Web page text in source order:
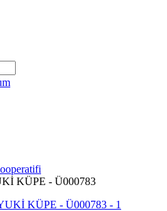
KÜPE - Ü000783